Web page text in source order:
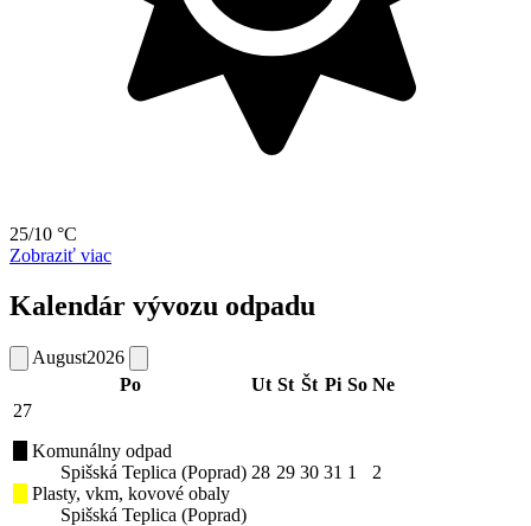
25/10 °C
Zobraziť viac
Kalendár vývozu odpadu
August2026
Po
Ut St Št Pi So Ne
27
Komunálny odpad
Spišská Teplica (Poprad)
Plasty, vkm, kovové obaly
Spišská Teplica (Poprad)
28 29 30 31 1 2